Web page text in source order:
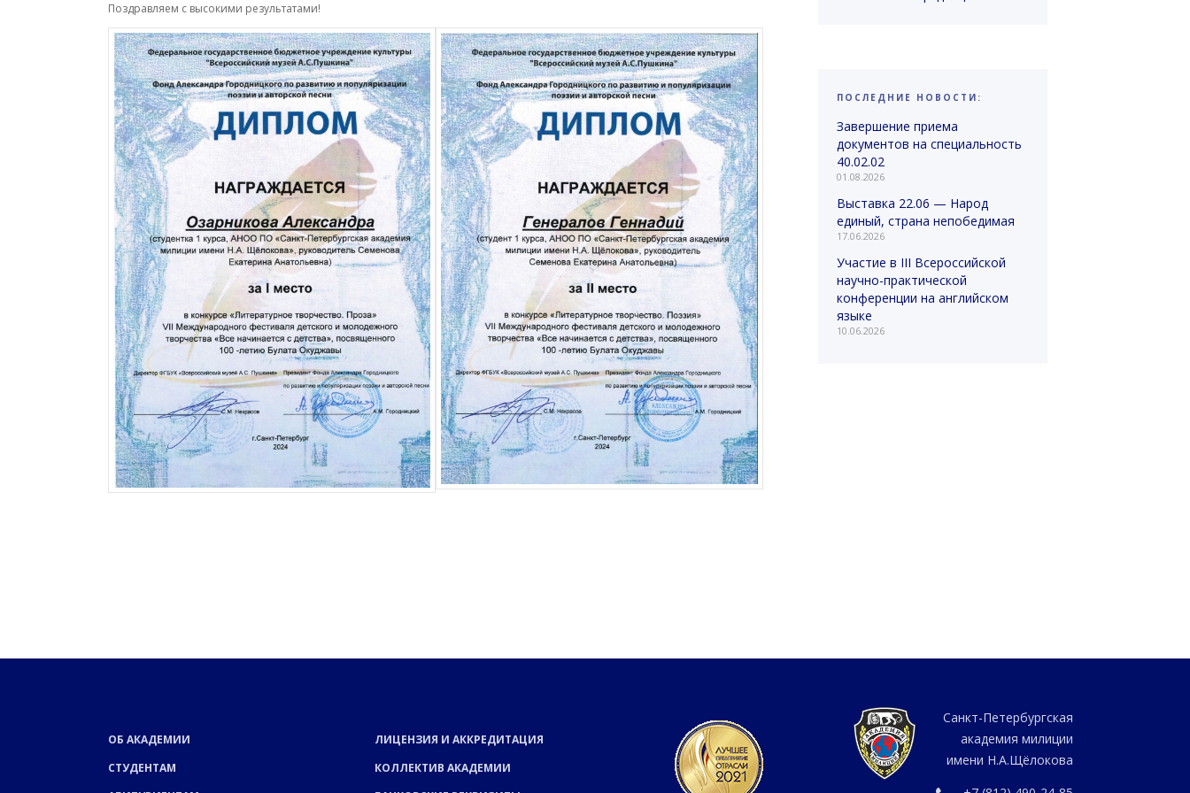
Поздравляем с высокими результатами!
ПОСЛЕДНИЕ НОВОСТИ:
Завершение приема
документов на специальность
40.02.02
01.08.2026
Выставка 22.06 — Народ
единый, страна непобедимая
17.06.2026
Участие в III Всероссийской
научно-практической
конференции на английском
языке
10.06.2026
ОБ АКАДЕМИИ
СТУДЕНТАМ
ЛИЦЕНЗИЯ И АККРЕДИТАЦИЯ
КОЛЛЕКТИВ АКАДЕМИИ
Санкт-Петербургская
академия милиции
имени Н.А.Щёлокова